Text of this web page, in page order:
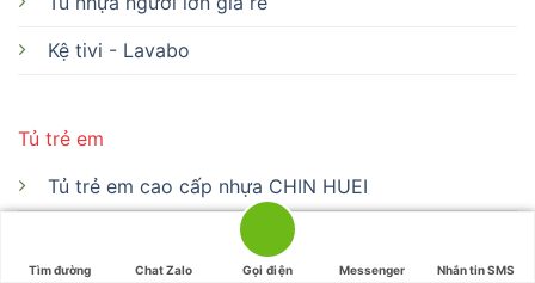
Kệ tivi - Lavabo
Tủ trẻ em
Tủ trẻ em cao cấp nhựa CHIN HUEI
Tủ trẻ em nhựa giá rẻ
Tìm đường Chat Zalo Gọi điện Messenger Nhắn tin SMS